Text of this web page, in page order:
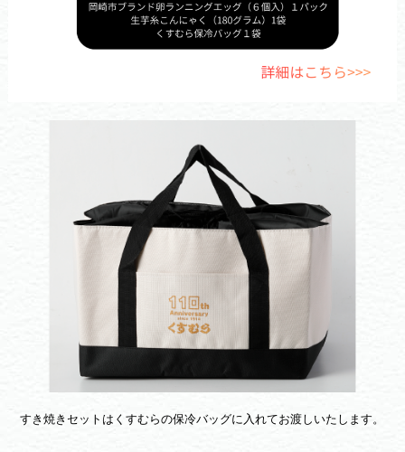
すき焼きセットはくすむらの保冷バッグに入れてお渡しいたします。